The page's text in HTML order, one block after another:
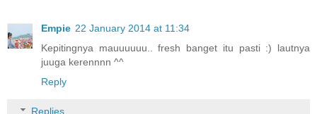
Empie 22 January 2014 at 11:34
Kepitingnya mauuuuuu.. fresh banget itu pasti :) lautnya
juuga kerennnn ^^
Reply
Replies